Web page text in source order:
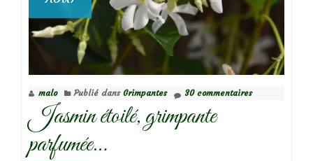
malo Publié dans Grimpantes 30 commentaires
Jasmin étoilé, grimpante
parfumée…